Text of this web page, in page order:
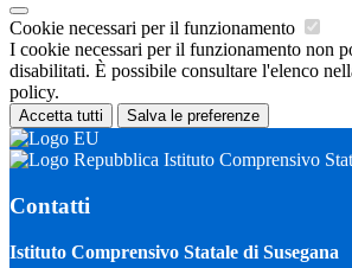
Cookie necessari per il funzionamento
I cookie necessari per il funzionamento non
disabilitati. È possibile consultare l'elenco
policy.
Accetta tutti Salva le preferenze
Istituto Comprensivo
Contatti
Istituto Comprensivo Statale di Susegana